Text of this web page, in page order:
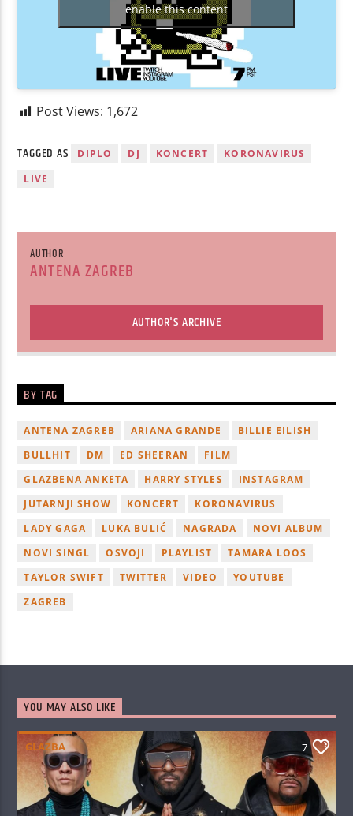
enable this content
Post Views: 1,672
TAGGED AS DIPLO DJ KONCERT
KORONAVIRUS
LIVE
AUTHOR
ANTENA ZAGREB
AUTHOR'S ARCHIVE
BY TAG
ANTENA ZAGREB ARIANA GRANDE
BILLIE EILISH
BULLHIT
DM ED SHEERAN
FILM
GLAZBENA ANKETA
HARRY STYLES
INSTAGRAM
JUTARNJI SHOW
KONCERT
KORONAVIRUS
LADY GAGA
LUKA BULIĆ NAGRADA
NOVI ALBUM
NOVI SINGL
OSVOJI PLAYLIST
TAMARA LOOS
TAYLOR SWIFT
TWITTER VIDEO
YOUTUBE
ZAGREB
YOU MAY ALSO LIKE
GLAZBA 7